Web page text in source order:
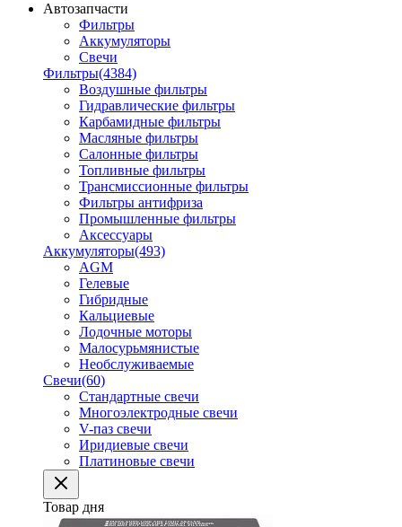
Автозапчасти
Фильтры
Аккумуляторы
Свечи
Фильтры(4384)
Воздушные фильтры
Гидравлические фильтры
Карбамидные фильтры
Масляные фильтры
Салонные фильтры
Топливные фильтры
Трансмиссионные фильтры
Фильтры антифриза
Промышленные фильтры
Аксессуары
Аккумуляторы(493)
AGM
Гелевые
Гибридные
Кальциевые
Лодочные моторы
Малосурьмянистые
Необслуживаемые
Свечи(60)
Стандартные свечи
Многоэлектродные свечи
V-паз свечи
Иридиевые свечи
Платиновые свечи
Товар дня